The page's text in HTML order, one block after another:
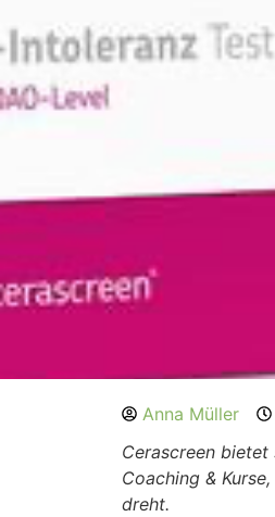
Anna Müller
Cerascreen bietet
Coaching &
dreht.